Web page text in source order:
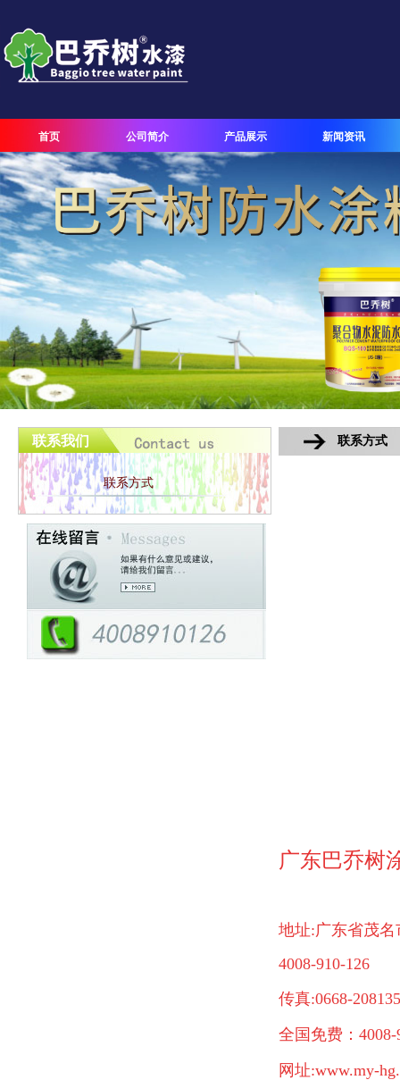
首页 公司简介 产品展示 新闻资讯
联系我们
联系方式
联系方式
广东巴乔树
地址:广东省茂
4008-910-126
传真:0668-
全国免费：4008-
网址:www.my-